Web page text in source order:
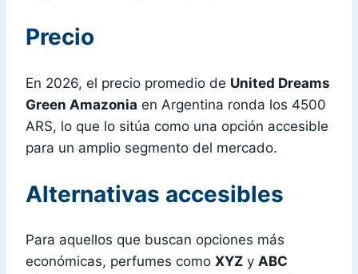
Precio
En 2026, el precio promedio de United Dreams
Green Amazonia en Argentina ronda los 4500
ARS, lo que lo sitúa como una opción accesible
para un amplio segmento del mercado.
Alternativas accesibles
Para aquellos que buscan opciones más
económicas, perfumes como XYZ y ABC